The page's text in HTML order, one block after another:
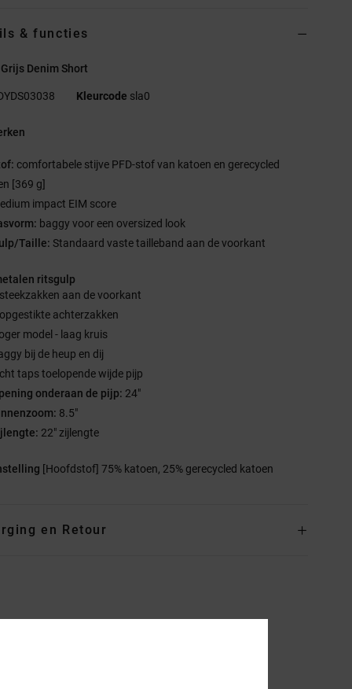
& functies
Denim Short
Kleurcode sla0
comfortabele stijve PFD-stof van katoen en gerecycled
[369 g]
impact EIM score
baggy voor een oversized look
Taille:Standaard vaste tailleband aan de voorkant
ritsgulp
aan de voorkant
achterzakken
model - laag kruis
bij de heup en dij
taps toelopende wijde pijp
onderaan de pijp: 24"
8.5"
22" zijlengte
[Hoofdstof] 75% katoen, 25% gerecycled katoen
en Retour